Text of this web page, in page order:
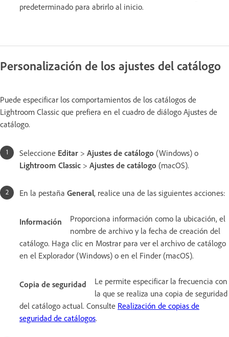
predeterminado para abrirlo al inicio.
Personalización de los ajustes del catálogo
Puede especificar los comportamientos de los catálogos de
Lightroom Classic que prefiera en el cuadro de diálogo Ajustes de
catálogo.
Seleccione Editar > Ajustes de catálogo (Windows) o
Lightroom Classic > Ajustes de catálogo (macOS).
En la pestaña General, realice una de las siguientes acciones:
Información
Proporciona información como la ubicación, el
nombre de archivo y la fecha de creación del
catálogo. Haga clic en Mostrar para ver el archivo de catálogo
en el Explorador (Windows) o en el Finder (macOS).
Copia de seguridad
Le permite especificar la frecuencia con
la que se realiza una copia de seguridad
del catálogo actual. Consulte Realización de copias de
seguridad de catálogos.